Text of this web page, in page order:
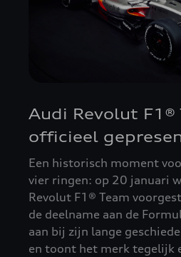
Audi Revolut F1®
officieel
Een historisch moment
vier ringen: op 20 januari
Revolut F1® Team
de deelname aan de
aan bij zijn lange
en toont het merk tegelijk